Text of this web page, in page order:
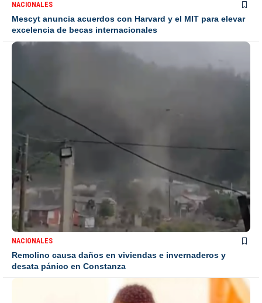
NACIONALES
Mescyt anuncia acuerdos con Harvard y el MIT para elevar
excelencia de becas internacionales
NACIONALES
Remolino causa daños en viviendas e invernaderos y
desata pánico en Constanza